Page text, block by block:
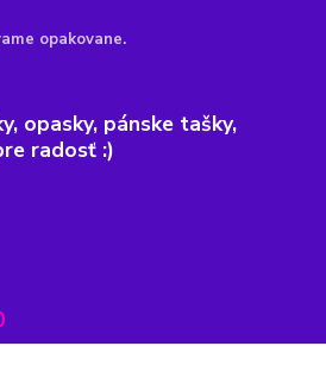
opakovane.
opasky, pánske tašky,
radosť :)